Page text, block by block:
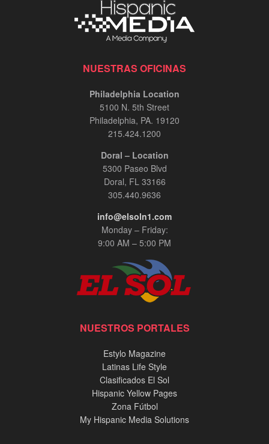
NUESTRAS OFICINAS
Philadelphia Location
5100 N. 5th Street
Philadelphia, PA. 19120
215.424.1200
Doral – Location
5300 Paseo Blvd
Doral, FL 33166
305.440.9636
info@elsoln1.com
Monday – Friday:
9:00 AM – 5:00 PM
NUESTROS PORTALES
Estylo Magazine
Latinas Life Style
Clasificados El Sol
Hispanic Yellow Pages
Zona Fútbol
My Hispanic Media Solutions